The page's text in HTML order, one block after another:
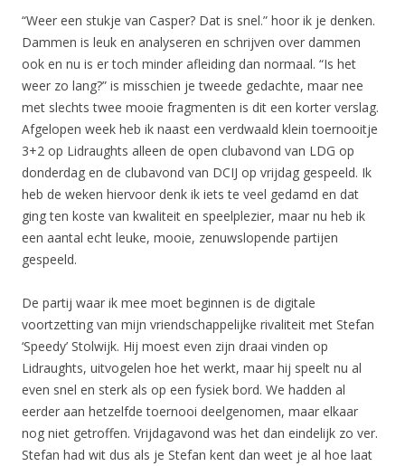
“Weer een stukje van Casper? Dat is snel.” hoor ik je denken.
Dammen is leuk en analyseren en schrijven over dammen
ook en nu is er toch minder afleiding dan normaal. “Is het
weer zo lang?” is misschien je tweede gedachte, maar nee
met slechts twee mooie fragmenten is dit een korter verslag.
Afgelopen week heb ik naast een verdwaald klein toernooitje
3+2 op Lidraughts alleen de open clubavond van LDG op
donderdag en de clubavond van DCIJ op vrijdag gespeeld. Ik
heb de weken hiervoor denk ik iets te veel gedamd en dat
ging ten koste van kwaliteit en speelplezier, maar nu heb ik
een aantal echt leuke, mooie, zenuwslopende partijen
gespeeld.
De partij waar ik mee moet beginnen is de digitale
voortzetting van mijn vriendschappelijke rivaliteit met Stefan
‘Speedy’ Stolwijk. Hij moest even zijn draai vinden op
Lidraughts, uitvogelen hoe het werkt, maar hij speelt nu al
even snel en sterk als op een fysiek bord. We hadden al
eerder aan hetzelfde toernooi deelgenomen, maar elkaar
nog niet getroffen. Vrijdagavond was het dan eindelijk zo ver.
Stefan had wit dus als je Stefan kent dan weet je al hoe laat